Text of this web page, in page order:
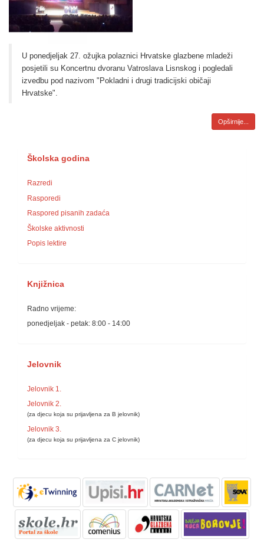
U ponedjeljak 27. ožujka polaznici Hrvatske glazbene mladeži
posjetili su Koncertnu dvoranu Vatroslava Lisnskog i pogledali
izvedbu pod nazivom "Pokladni i drugi tradicijski običaji
Hrvatske".
Opširnije...
Školska godina
Razredi
Rasporedi
Raspored pisanih zadaća
Školske aktivnosti
Popis lektire
Knjižnica
Radno vrijeme:
ponedjeljak - petak: 8:00 - 14:00
Jelovnik
Jelovnik 1.
Jelovnik 2.
(za djecu koja su prijavljena za B jelovnik)
Jelovnik 3.
(za djecu koja su prijavljena za C jelovnik)